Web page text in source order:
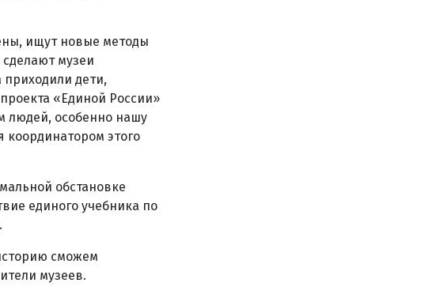
ищут новые методы
музеи
дети,
«Единой России»
людей, особенно нашу
координатором этого
обстановке
единого учебника по
сможем
музеев.